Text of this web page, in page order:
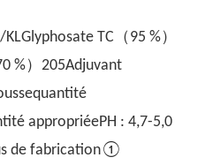
TC（95 %）
%）205Adjuvant
appropriéePH : 4,7-5,0
de fabrication①